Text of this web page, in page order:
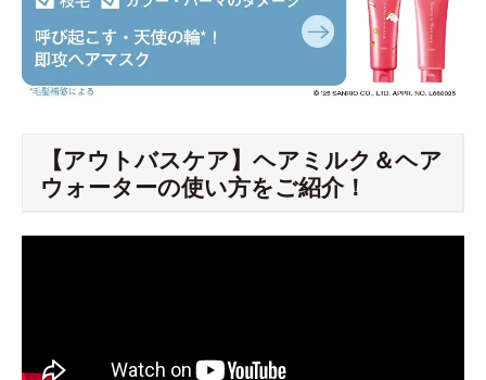
【アウトバスケア】ヘアミルク＆ヘア
ウォーターの使い方をご紹介！